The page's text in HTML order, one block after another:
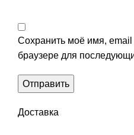
Сохранить моё имя, email
браузере для
Доставка